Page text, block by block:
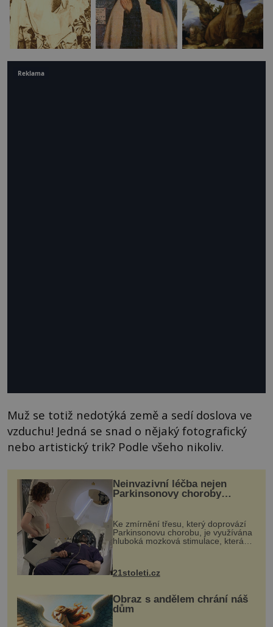
Muž se totiž nedotýká země a sedí doslova ve
vzduchu! Jedná se snad o nějaký fotografický
nebo artistický trik? Podle všeho nikoliv.
Neinvazivní léčba nejen
Parkinsonovy choroby
Ke zmírnění třesu, který doprovází
Parkinsonovu chorobu, je využívána
hluboká mozková stimulace, která
však vyžaduje vysoce invazivní
k dostatečně přesnému zacílení ...
21stoleti.cz
Obraz s andělem chrání náš
dům
Reklama